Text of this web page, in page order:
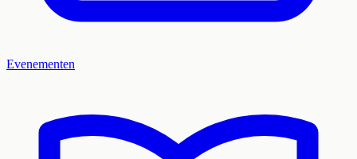
Evenementen